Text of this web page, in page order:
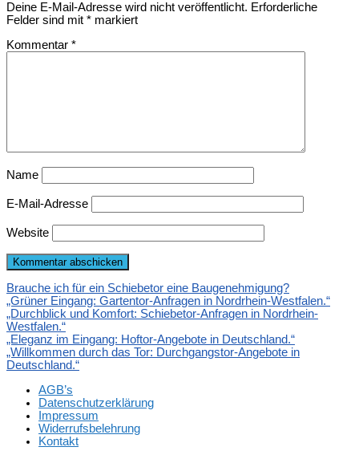
Deine E-Mail-Adresse wird nicht veröffentlicht. Erforderliche
Felder sind mit * markiert
Kommentar *
Name
E-Mail-Adresse
Website
Brauche ich für ein Schiebetor eine Baugenehmigung?
„Grüner Eingang: Gartentor-Anfragen in Nordrhein-Westfalen.“
„Durchblick und Komfort: Schiebetor-Anfragen in Nordrhein-
Westfalen.“
„Eleganz im Eingang: Hoftor-Angebote in Deutschland.“
„Willkommen durch das Tor: Durchgangstor-Angebote in
Deutschland.“
AGB’s
Datenschutzerklärung
Impressum
Widerrufsbelehrung
Kontakt